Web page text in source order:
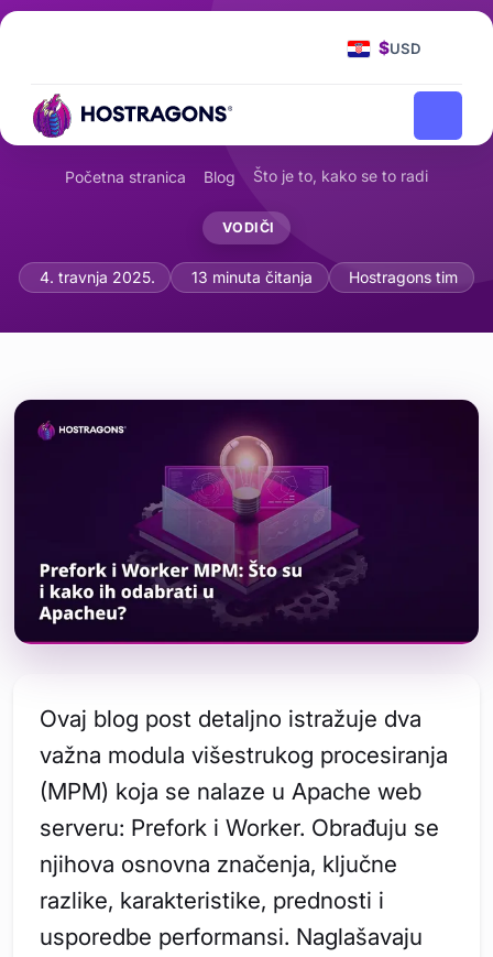
$USD
Početna stranica Blog Što je to, kako se to radi
VODIČI
Prefork i Worker MPM: Što su i kako
4. travnja 2025. 13 minuta čitanja Hostragons tim
Ovaj blog post detaljno istražuje dva
važna modula višestrukog procesiranja
(MPM) koja se nalaze u Apache web
serveru: Prefork i Worker. Obrađuju se
njihova osnovna značenja, ključne
razlike, karakteristike, prednosti i
usporedbe performansi. Naglašavaju